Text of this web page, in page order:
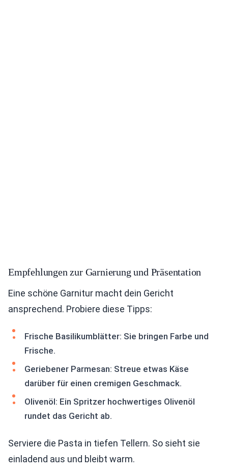
Empfehlungen zur Garnierung und Präsentation
Eine schöne Garnitur macht dein Gericht
ansprechend. Probiere diese Tipps:
Frische Basilikumblätter: Sie bringen Farbe und
Frische.
Geriebener Parmesan: Streue etwas Käse
darüber für einen cremigen Geschmack.
Olivenöl: Ein Spritzer hochwertiges Olivenöl
rundet das Gericht ab.
Serviere die Pasta in tiefen Tellern. So sieht sie
einladend aus und bleibt warm.